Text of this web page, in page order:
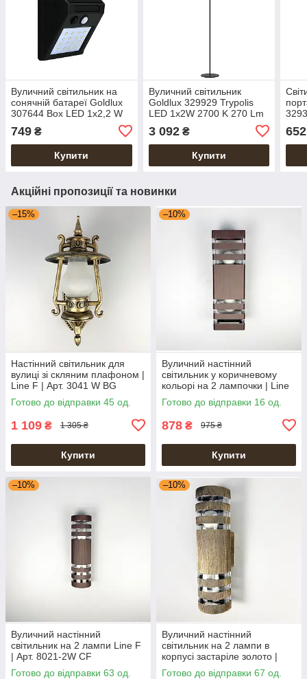
Вуличний світильник на
сонячній батареї Goldlux
307644 Box LED 1x2,2 W
чорний
749 ₴
Купити
Вуличний світильник
Goldlux 329929 Trypolis
LED 1x2W 2700 K 270 Lm
3 092₴
Купити
652
Акційні пропозиції та новинки
–15%
Настінний світильник для
вулиці зі скляним плафоном |
Line F | Арт. 3041 W BG
Готово до відправки 45 од.
1 109 ₴ 1 305 ₴
Купити
–10%
Вуличний настінний
світильник у коричневому
кольорі на 2 лампочки | Line
F | Арт. 8024-2W CF
Готово до відправки 16 од.
878 ₴ 975 ₴
Купити
–10%
Вуличний настінний
світильник на 2 лампи Line F
| Арт. 8021-2W CF
Готово до відправки 63 од.
–10%
Вуличний настінний
світильник на 2 лампи в
корпусі застаріле золото |
Line F | Арт. 8021-2W BG
Готово до відправки 67 од.